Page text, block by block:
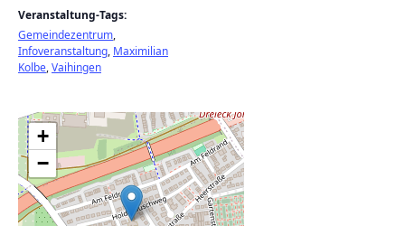
Veranstaltung-Tags:
Gemeindezentrum,
Infoveranstaltung, Maximilian
Kolbe,Vaihingen
+
−